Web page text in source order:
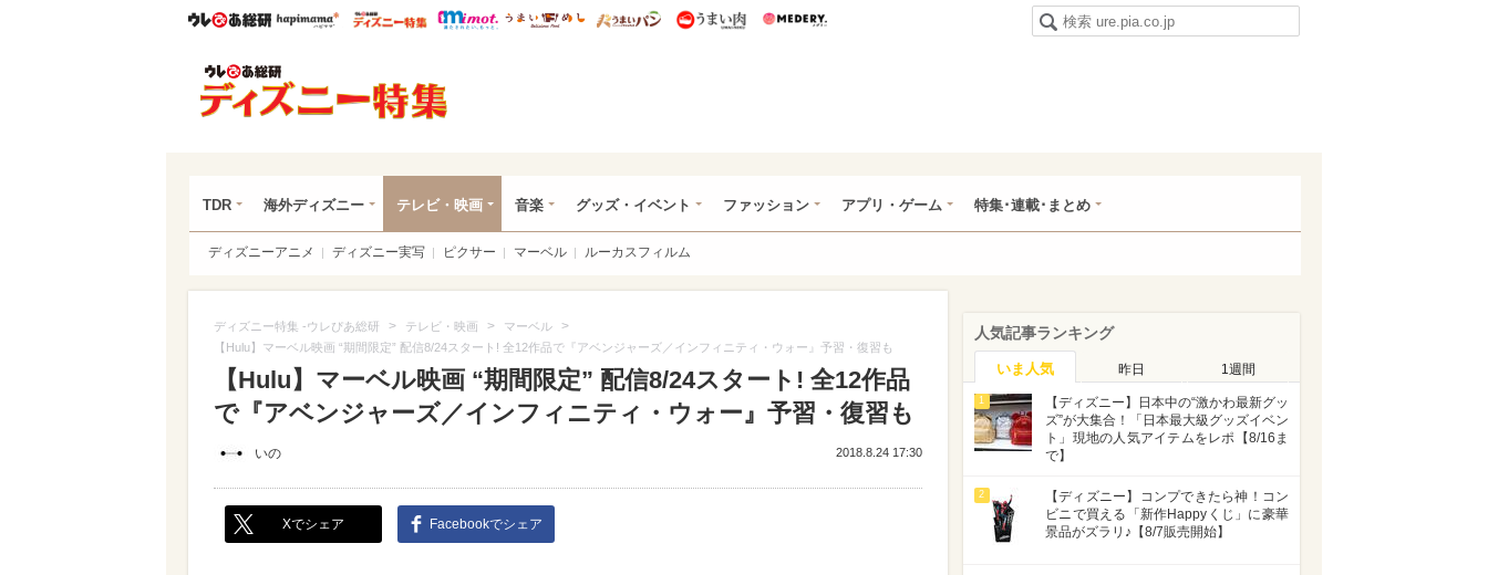
ウレぴあ総研ハピママ* ウレぴあ総研 ディズニー特集
mimot. うまいめし うまいパン うまい肉
TDR 海外ディズニー テレビ・映画 音楽 グッズ・イベント ファッション アプリ・ゲーム 特集･連載･まとめ
ディズニーアニメ ディズニー実写 ピクサー マーベル ルーカスフィルム
ディズニー特集 -ウレぴあ総研 > テレビ・映画 > マーベル >
【Hulu】マーベル映画 “期間限定” 配信8/24スタート! 全12作品で『アベンジャーズ／インフィニティ・ウォー』予習・復習も
【Hulu】マーベル映画 “期間限定” 配信8/24スタート! 全12作品
で『アベンジャーズ／インフィニティ・ウォー』予習・復習も
いの 2018.8.24 17:30
Xでシェア Facebookでシェア
人気記事ランキング
いま人気 昨日 1週間
1
【ディズニー】日本中の“激かわ最新グッ
ズ”が大集合！「日本最大級グッズイベン
ト」現地の人気アイテムをレポ【8/16ま
で】
2
【ディズニー】コンプできたら神！コン
ビニで買える「新作Happyくじ」に豪華
景品がズラリ♪【8/7販売開始】